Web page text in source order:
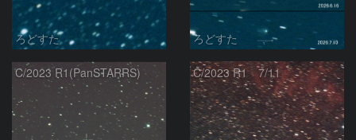
ろどすた ろどすた
C/2023 R1(PanSTARRS) C/2023 R1 7/11